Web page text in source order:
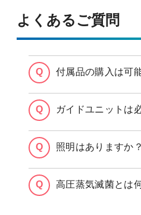
よくあるご質問
付属品の購入は可
シリコングリス
ることができます
ガイドユニットは
照明はありますか？
AC-Cam
高圧蒸気滅菌とは